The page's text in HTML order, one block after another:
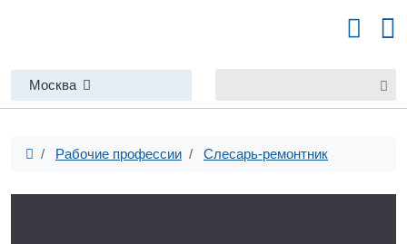
Москва
Рабочие профессии Слесарь-ремонтник